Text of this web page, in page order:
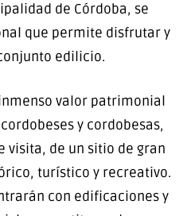
de Córdoba, se
que permite disfrutar y
edilicio.
valor patrimonial
y cordobesas,
visita, de un sitio de gran
turístico y recreativo.
con edificaciones y